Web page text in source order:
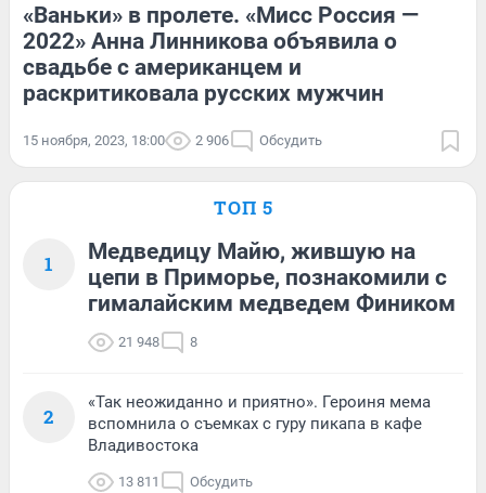
«Ваньки» в пролете. «Мисс Россия —
2022» Анна Линникова объявила о
свадьбе с американцем и
раскритиковала русских мужчин
15 ноября, 2023, 18:00 2 906 Обсудить
ТОП 5
1
Медведицу Майю, жившую на
цепи в Приморье, познакомили с
гималайским медведем Фиником
21 948 8
2
«Так неожиданно и приятно». Героиня мема
вспомнила о съемках с гуру пикапа в кафе
Владивостока
13 811 Обсудить